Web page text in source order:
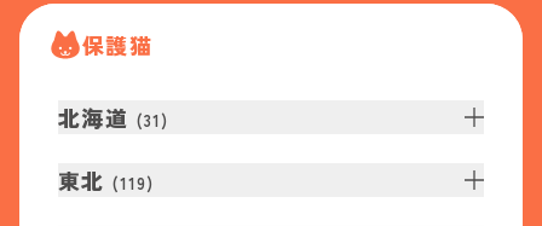
保護猫
北海道 (31 )
東北 (119)